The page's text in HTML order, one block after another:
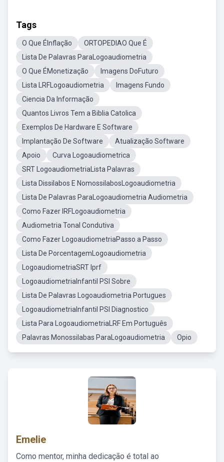
Tags
O Que ÉInflação
ORTOPEDIAO Que É
Lista De Palavras ParaLogoaudiometria
O Que ÉMonetização
Imagens DoFuturo
Lista LRFLogoaudiometria
Imagens Fundo
Ciencia Da Informação
Quantos Livros Tem a Biblia Catolica
Exemplos De Hardware E Software
Implantação De Software
Atualização Software
Apoio
Curva Logoaudiometrica
SRT LogoaudiometriaLista Palavras
Lista Dissilabos E NomossilabosLogoaudiometria
Lista De Palavras ParaLogoaudiometria Audiometria
Como Fazer IRFLogoaudiometria
Audiometria Tonal Condutiva
Como Fazer LogoaudiometriaPasso a Passo
Lista De PorcentagemLogoaudiometria
LogoaudiometriaSRT Iprf
LogoaudiometriaInfantil PSI Sobre
Lista De Palavras Logoaudiometria Portugues
LogoaudiometriaInfantil PSI Diagnostico
Lista Para LogoaudiometriaLRF Em Português
Palavras Monossilabas ParaLogoaudiometria
Opio
Emelie
Como mentor, minha dedicação é total ao